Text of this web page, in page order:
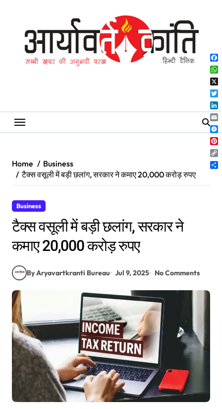
Home
Business
टैक्स वसूली में बड़ी छलांग, सरकार ने कमाए 20,000 करोड़ रुपए
Business
टैक्स वसूली में बड़ी छलांग, सरकार ने
कमाए 20,000 करोड़ रुपए
By Aryavartkranti Bureau Jul 9, 2025 No Comments
X